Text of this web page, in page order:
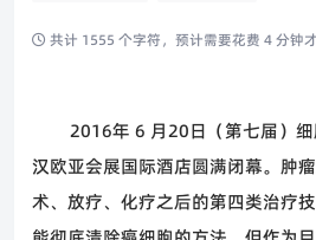
共计 1555 个字符，预计需要花费 4 分钟
2016年 6 月20日（第七届）
汉欧亚会展国际酒店圆满闭幕。肿
术、放疗、化疗之后的第四类治疗